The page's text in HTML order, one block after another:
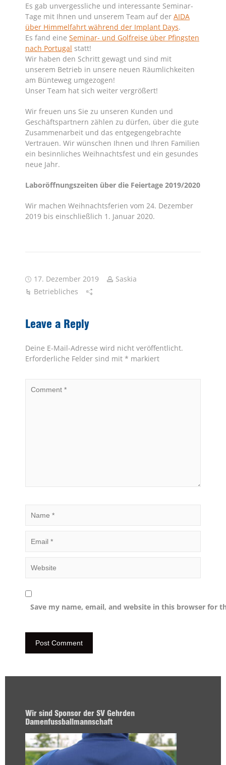
Es gab unvergessliche und interessante Seminar-
Tage mit Ihnen und unserem Team auf der AIDA
über Himmelfahrt während der Implant Days.
Es fand eine Seminar- und Golfreise über Pfingsten
nach Portugal statt!
Wir haben den Schritt gewagt und sind mit
unserem Betrieb in unsere neuen Räumlichkeiten
am Bünteweg umgezogen!
Unser Team hat sich weiter vergrößert!
Wir freuen uns Sie zu unseren Kunden und
Geschäftspartnern zählen zu dürfen, über die gute
Zusammenarbeit und das entgegengebrachte
Vertrauen. Wir wünschen Ihnen und Ihren Familien
ein besinnliches Weihnachtsfest und ein gesundes
neue Jahr.
Laboröffnungszeiten über die Feiertage 2019/2020
Wir machen Weihnachtsferien vom 24. Dezember
2019 bis einschließlich 1. Januar 2020.
17. Dezember 2019
Saskia
Betriebliches
Leave a Reply
Deine E-Mail-Adresse wird nicht veröffentlicht.
Erforderliche Felder sind mit * markiert
Save my name, email, and website in this browser for
Wir sind Sponsor der SV Gehrden
Damenfussballmannschaft